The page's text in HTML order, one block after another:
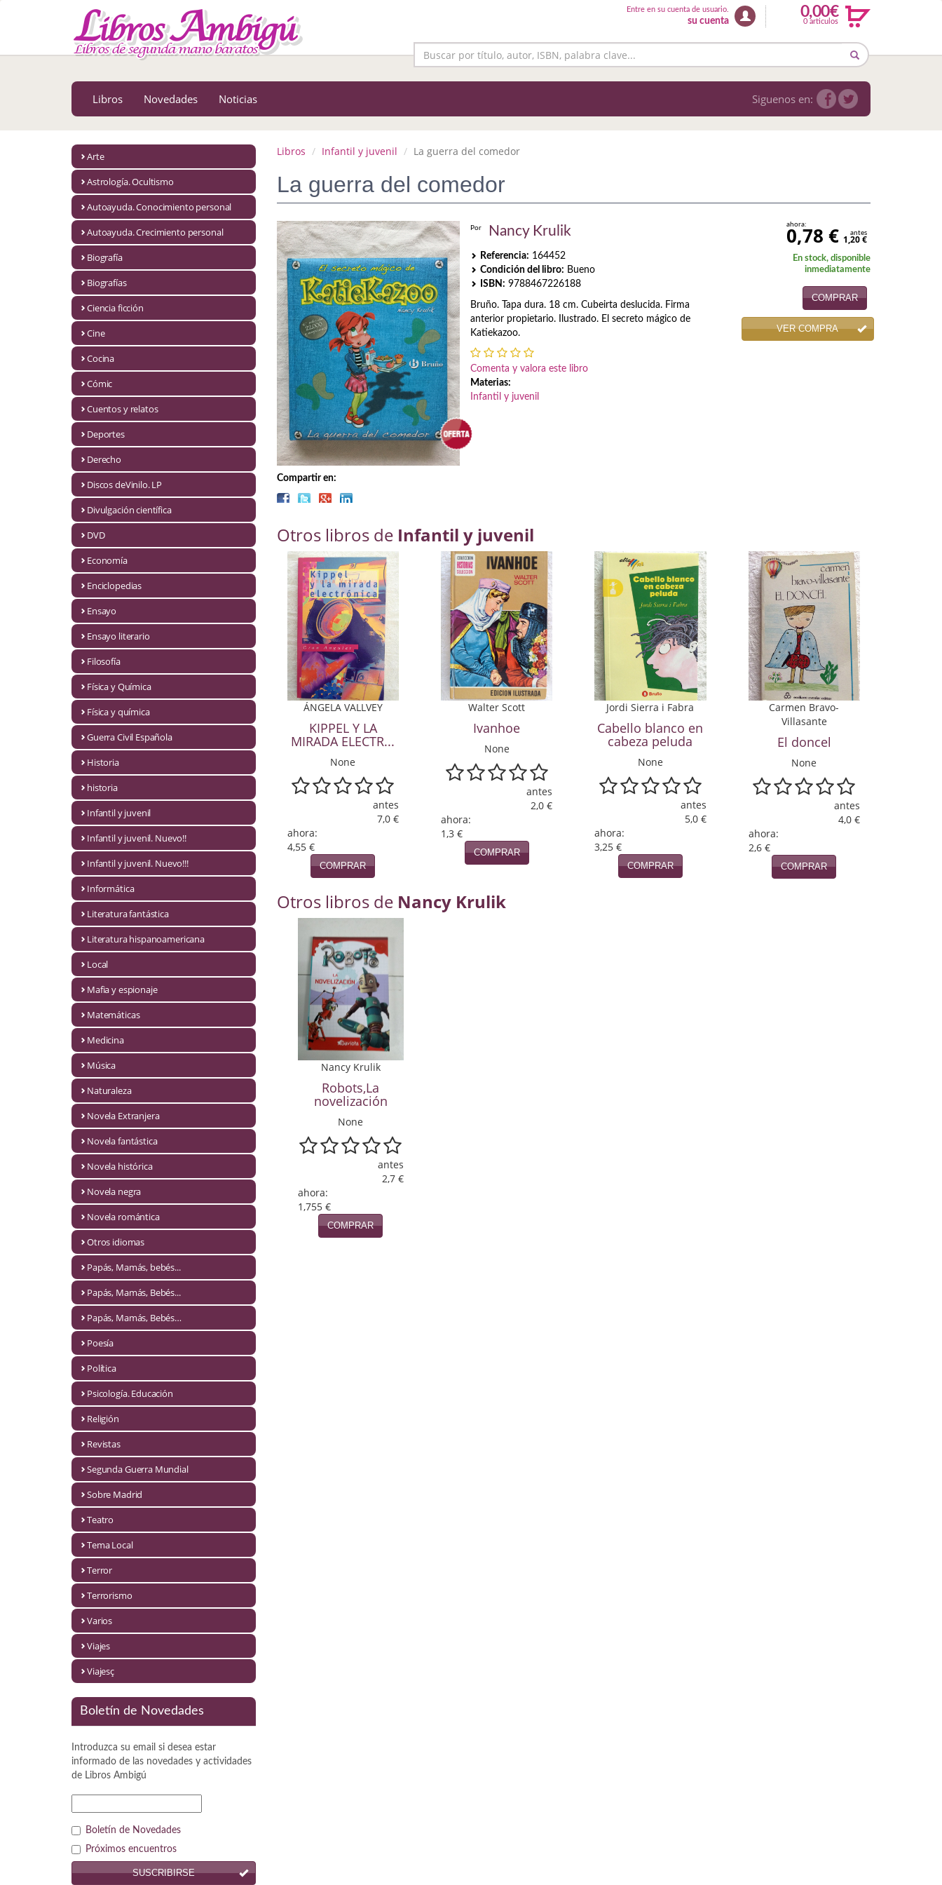
MENÚ PRINCIPAL
Astrología. Ocultismo
Autoayuda. Conocimiento personal
Autoayuda. Crecimiento personal
Ciencia ficción
Cuentos y relatos
Discos deVinilo. LP
Divulgación científica
Ensayo literario
Guerra Civil Española
Infantil y juvenil
Infantil y juvenil. Nuevo!!
Infantil y juvenil. Nuevo!!!
Literatura fantástica
Literatura hispanoamericana
Mafia y espionaje
Novela Extranjera
Novela fantástica
Novela romántica
Otros idiomas
Papás, Mamás, bebés...
Papás, Mamás, Bebés...
Papás, Mamás, Bebés…
Psicología. Educación
Segunda Guerra Mundial
Entre en su cuenta de usuario.
su cuenta
0,00€
0 articulos
Libros Novedades Noticias Siguenos en:
Arte
Astrología. Ocultismo
Autoayuda. Conocimiento personal
Autoayuda. Crecimiento personal
Biografía
Biografías
Ciencia ficción
Cine
Cocina
Cómic
Cuentos y relatos
Deportes
Derecho
Discos deVinilo. LP
Divulgación científica
DVD
Economía
Enciclopedias
Ensayo
Ensayo literario
Filosofía
Física y Química
Física y química
Guerra Civil Española
Historia
historia
Infantil y juvenil
Infantil y juvenil. Nuevo!!
Infantil y juvenil. Nuevo!!!
Informática
Literatura fantástica
Literatura hispanoamericana
Local
Mafia y espionaje
Matemáticas
Medicina
Música
Naturaleza
Novela Extranjera
Novela fantástica
Novela histórica
Novela negra
Novela romántica
Otros idiomas
Papás, Mamás, bebés...
Papás, Mamás, Bebés...
Papás, Mamás, Bebés…
Poesía
Política
Psicología. Educación
Religión
Revistas
Segunda Guerra Mundial
Sobre Madrid
Teatro
Tema Local
Terror
Terrorismo
Varios
Viajes
Viajesç
Boletín de Novedades
Introduzca su email si desea estar
informado de las novedades y actividades
de Libros Ambigú
Boletín de Novedades
Próximos encuentros
SUSCRIBIRSE
Libros Infantil y juvenil La guerra del comedor
La guerra del comedor
Compartir en:
Por Nancy Krulik
Referencia: 164452
Condición del libro: Bueno
ISBN: 9788467226188
Bruño. Tapa dura. 18 cm. Cubeirta deslucida. Firma
anterior propietario. Ilustrado. El secreto mágico de
Katiekazoo.
Comenta y valora este libro
Materias:
Infantil y juvenil
ahora:
0,78 € antes
1,20 €
En stock, disponible
inmediatamente
COMPRAR
VER COMPRA
Otros libros de Infantil y juvenil
ÁNGELA VALLVEY
KIPPEL Y LA
MIRADA ELECTR...
None
antes
7,0 €
ahora:
4,55 €
COMPRAR
Walter Scott
Ivanhoe
None
antes
2,0 €
ahora:
1,3 €
COMPRAR
Jordi Sierra i Fabra
Cabello blanco en
cabeza peluda
None
antes
5,0 €
ahora:
3,25 €
COMPRAR
Carmen Bravo-
Villasante
El doncel
None
antes
4,0 €
ahora:
2,6 €
COMPRAR
Otros libros de Nancy Krulik
Nancy Krulik
Robots,La
novelización
None
antes
2,7 €
ahora:
1,755 €
COMPRAR